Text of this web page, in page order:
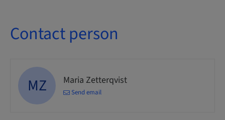
Contact person
MZ Maria Zetterqvist
Send email